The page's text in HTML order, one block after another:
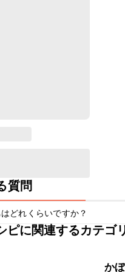
質問
どれくらいですか？
間は冷蔵で翌日中が目安です
は目安です。
ピに関連するカテゴ
か